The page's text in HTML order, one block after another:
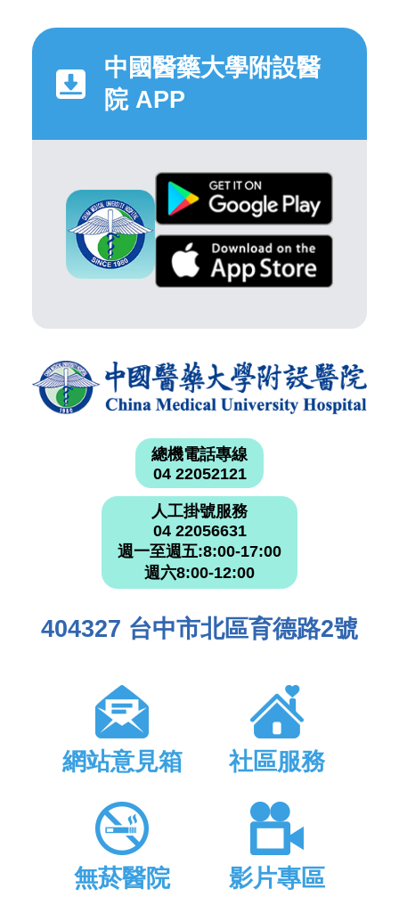
中國醫藥大學附設醫
院 APP
總機電話專線
04 22052121
人工掛號服務
04 22056631
週一至週五:8:00-17:00
週六8:00-12:00
404327 台中市北區育德路2號
網站意見箱 社區服務
無菸醫院 影片專區